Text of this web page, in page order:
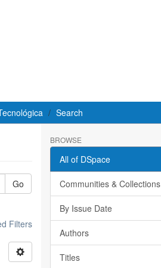
Search
Go
Filters
BROWSE
All of DSpace
Communities & Collections
By Issue Date
Authors
Titles